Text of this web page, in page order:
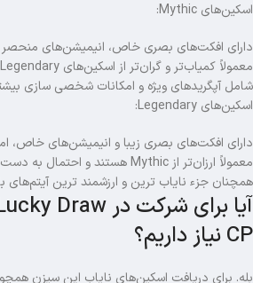
اسکین‌های Mythic:
دارای افکت‌های بصری خاص، انیمیشن‌های منحصر‌
معمولاً کمیاب‌تر و گران‌تر از اسکین‌های Legendary هستند.
شامل آپگریدهای ویژه و امکانات شخصی‌ سازی
اسکین‌های Legendary:
دارای افکت‌های بصری زیبا و انیمیشن‌های خاص،
معمولاً ارزان‌تر از Mythic هستند و احتمال به‌ دست آوردنشان بیشتر است.
همچنان جزء نایاب‌ ترین و ارزشمند ترین
CP نیاز داریم؟